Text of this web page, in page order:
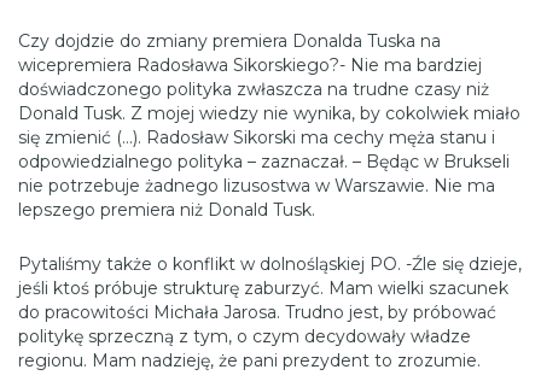
Czy dojdzie do zmiany premiera Donalda Tuska na
wicepremiera Radosława Sikorskiego?- Nie ma bardziej
doświadczonego polityka zwłaszcza na trudne czasy niż
Donald Tusk. Z mojej wiedzy nie wynika, by cokolwiek miało
się zmienić (…). Radosław Sikorski ma cechy męża stanu i
odpowiedzialnego polityka – zaznaczał. – Będąc w Brukseli
nie potrzebuje żadnego lizusostwa w Warszawie. Nie ma
lepszego premiera niż Donald Tusk.
Pytaliśmy także o konflikt w dolnośląskiej PO. -Źle się dzieje,
jeśli ktoś próbuje strukturę zaburzyć. Mam wielki szacunek
do pracowitości Michała Jarosa. Trudno jest, by próbować
politykę sprzeczną z tym, o czym decydowały władze
regionu. Mam nadzieję, że pani prezydent to zrozumie.